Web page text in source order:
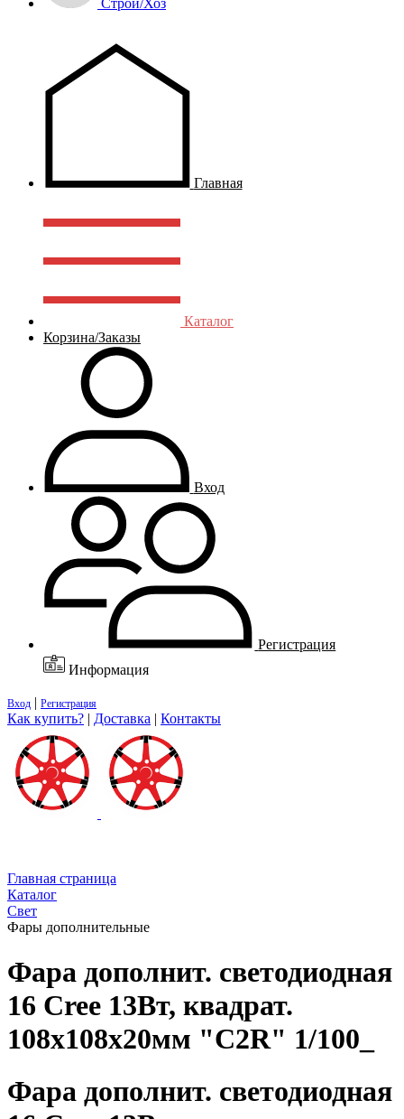
Строй/Хоз
Главная
Каталог
Корзина/Заказы
Вход
Регистрация
Информация
Вход | Регистрация
Как купить? | Доставка | Контакты
Главная страница
Каталог
Свет
Фары дополнительные
Фара дополнит. светодиодная
16 Cree 13Вт, квадрат.
108х108х20мм "C2R" 1/100_
Фара дополнит. светодиодная